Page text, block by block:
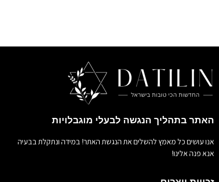
האתר בתהליך הנגשה לבעלי מוגבלויות
אנו עושים כל מאמץ להשלים את הנגשת האתר! במידה ונתקלת בבעיה
אנא פנה אלינו!